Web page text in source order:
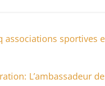
associations sportives
L’ambassadeur